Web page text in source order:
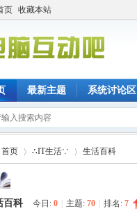
页 收藏本站
最新主题 系统讨论区
首页 ∴IT生活∵ 生活百科
百科 今日: 0 主题: 70 排名: 7